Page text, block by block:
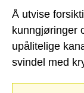
Å utvise
kunngjøringer
upålitelige
svindel med